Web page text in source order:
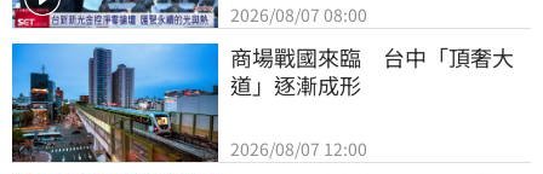
2026/08/07 08:00
商場戰國來臨　台中「頂奢大
道」逐漸成形
2026/08/07 12:00